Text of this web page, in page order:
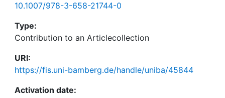
10.1007/978-3-658-21744-0
Type:
Contribution to an Articlecollection
URI:
https://fis.uni-bamberg.de/handle/uniba/45844
Activation date: